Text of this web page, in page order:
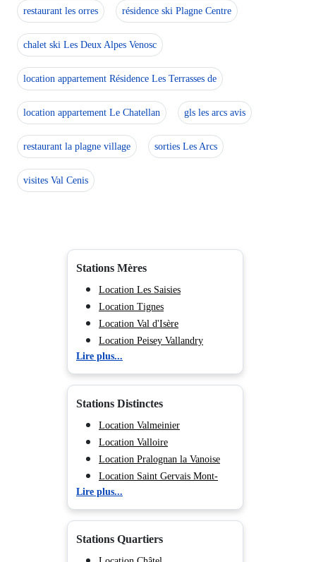
restaurant les orres résidence ski Plagne Centre
chalet ski Les Deux Alpes Venosc
location appartement Résidence Les Terrasses de
location appartement Le Chatellan gls les arcs avis
restaurant la plagne village sorties Les Arcs
visites Val Cenis
Stations Mères
Location Les Saisies
Location Tignes
Location Val d'Isère
Location Peisey Vallandry
Location La Plagne
Location Les Arcs
Location Morillon
Location Flaine
Location Méribel
Location Courchevel
Location Les Menuires
Location Val Cenis
Location Chamonix (Vallée de)
Lire plus...
Stations Distinctes
Location Valmeinier
Location Valloire
Location Pralognan la Vanoise
Location Saint Gervais Mont-
Blanc
Location Megève
Location Hauteluce
Lire plus...
Stations Quartiers